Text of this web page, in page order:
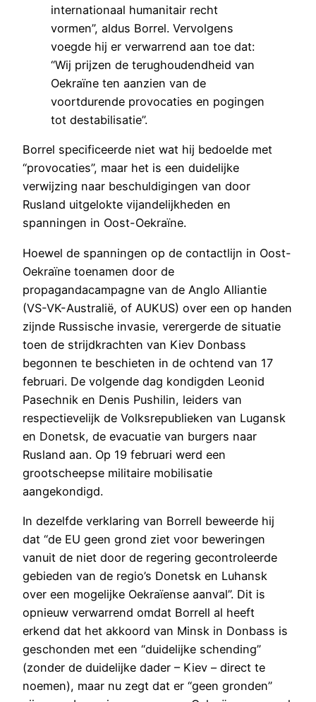
internationaal humanitair recht
vormen”, aldus Borrel. Vervolgens
voegde hij er verwarrend aan toe dat:
“Wij prijzen de terughoudendheid van
Oekraïne ten aanzien van de
voortdurende provocaties en pogingen
tot destabilisatie”.
Borrel specificeerde niet wat hij bedoelde met
“provocaties”, maar het is een duidelijke
verwijzing naar beschuldigingen van door
Rusland uitgelokte vijandelijkheden en
spanningen in Oost-Oekraïne.
Hoewel de spanningen op de contactlijn in Oost-
Oekraïne toenamen door de
propagandacampagne van de Anglo Alliantie
(VS-VK-Australië, of AUKUS) over een op handen
zijnde Russische invasie, verergerde de situatie
toen de strijdkrachten van Kiev Donbass
begonnen te beschieten in de ochtend van 17
februari. De volgende dag kondigden Leonid
Pasechnik en Denis Pushilin, leiders van
respectievelijk de Volksrepublieken van Lugansk
en Donetsk, de evacuatie van burgers naar
Rusland aan. Op 19 februari werd een
grootscheepse militaire mobilisatie
aangekondigd.
In dezelfde verklaring van Borrell beweerde hij
dat “de EU geen grond ziet voor beweringen
vanuit de niet door de regering gecontroleerde
gebieden van de regio’s Donetsk en Luhansk
over een mogelijke Oekraïense aanval”. Dit is
opnieuw verwarrend omdat Borrell al heeft
erkend dat het akkoord van Minsk in Donbass is
geschonden met een “duidelijke schending”
(zonder de duidelijke dader – Kiev – direct te
noemen), maar nu zegt dat er “geen gronden”